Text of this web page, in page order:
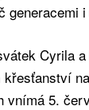
generacemi
Cyrila
vnímá 5.